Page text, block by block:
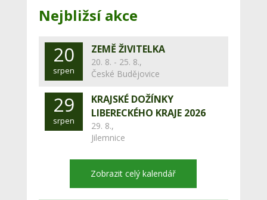
Nejbližsí akce
20
srpen
ZEMĚ ŽIVITELKA
20. 8. - 25. 8.,
České Budějovice
29
srpen
KRAJSKÉ DOŽÍNKY
LIBERECKÉHO KRAJE 2026
29. 8.,
Jilemnice
Zobrazit celý kalendář